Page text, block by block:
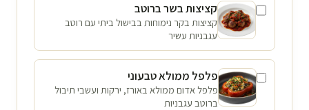
קציצות בשר ברוטב
קציצות בקר נימוחות בבישול ביתי עם רוטב
עגבניות עשיר
פלפל ממולא טבעוני
פלפל אדום ממולא באורז, ירקות ועשבי תיבול
ברוטב עגבניות